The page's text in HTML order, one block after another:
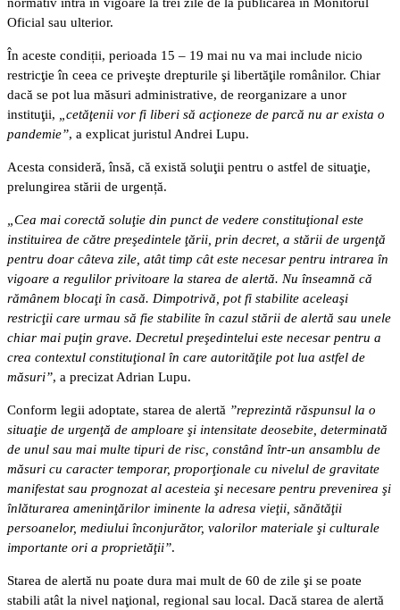
Oficial sau ulterior.
În aceste condiții, perioada 15 – 19 mai nu va mai include nicio
restricţie în ceea ce priveşte drepturile şi libertăţile românilor. Chiar
dacă se pot lua măsuri administrative, de reorganizare a unor
instituţii,
„cetăţenii vor fi liberi să acţioneze de parcă nu ar exista o
pandemie”, a explicat juristul Andrei Lupu.
Acesta consideră, însă, că există soluţii pentru o astfel de situaţie,
prelungirea stării de urgență.
„Cea mai corectă soluţie din punct de vedere constituţional este
instituirea de către preşedintele ţării, prin decret, a stării de urgenţă
pentru doar câteva zile, atât timp cât este necesar pentru intrarea în
vigoare a regulilor privitoare la starea de alertă. Nu înseamnă că
rămânem blocaţi în casă. Dimpotrivă, pot fi stabilite aceleaşi
restricţii care urmau să fie stabilite în cazul stării de alertă sau unele
chiar mai puţin grave. Decretul preşedintelui este necesar pentru a
crea contextul constituţional în care autorităţile pot lua astfel de
măsuri”, a precizat Adrian Lupu.
Conform legii adoptate, starea de alertă ”reprezintă răspunsul la o
situaţie de urgenţă de amploare şi intensitate deosebite, determinată
de unul sau mai multe tipuri de risc, constând într-un ansamblu de
măsuri cu caracter temporar, proporţionale cu nivelul de gravitate
manifestat sau prognozat al acesteia şi necesare pentru prevenirea şi
înlăturarea ameninţărilor iminente la adresa vieţii, sănătăţii
persoanelor, mediului înconjurător, valorilor materiale şi culturale
importante ori a proprietăţii”.
Starea de alertă nu poate dura mai mult de 60 de zile şi se poate
stabili atât la nivel naţional, regional sau local. Dacă starea de alertă